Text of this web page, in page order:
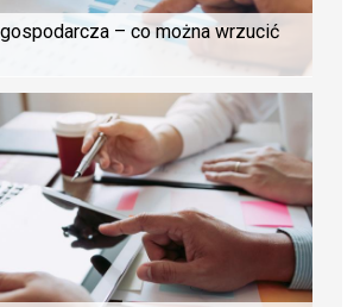
gospodarcza – co można wrzucić